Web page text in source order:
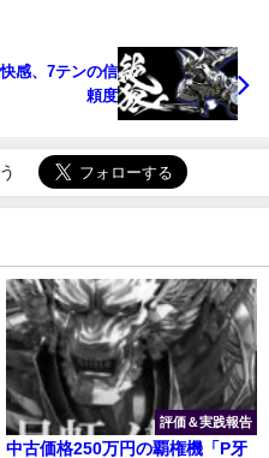
感、7テンの信
頼度
評価＆実践報告
中古価格250万円の覇権機「P牙